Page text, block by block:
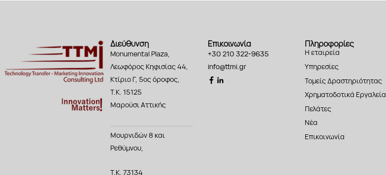
Διεύθυνση
Monumental Plaza,
Λεωφόρος Κηφισίας 44,
Κτίριο Γ, 5ος όροφος,
Τ.Κ. 15125
Μαρούσι Αττικής
Μουρνιδών 8 και
Ρεθύμνου,
Τ.Κ. 73134
Επικοινωνία
+30 210 322-9635
info@ttmi.gr
Πληροφορίες
Η εταιρεία
Εταιρική Φιλοσοφία –
Αποστολή
Ανθρώπινο Δυναμικό
Μεθοδολογία
Υπηρεσίες
Ολοκληρωμένες Λύσεις
Συμβουλευτική
Χρηματοδότηση
Τομείς Δραστηριότητας
Χρηματοδοτικά Εργαλεία
Πελάτες
Πελατολόγιο
Νέα
Επικοινωνία